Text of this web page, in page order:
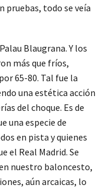
pruebas, todo se veía
Blaugrana. Y los
más que fríos,
65-80. Tal fue la
una estética acción
del choque. Es de
una especie de
en pista y quienes
el Real Madrid. Se
nuestro baloncesto,
aún arcaicas, lo